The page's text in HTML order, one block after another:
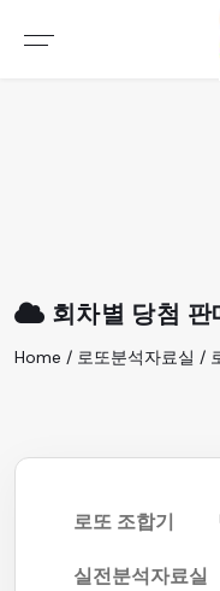
회차별 당첨 판
Home / 로또분석자료실 /
로또 조합기
실전분석자료실
여
생
갤러리 & 동영상